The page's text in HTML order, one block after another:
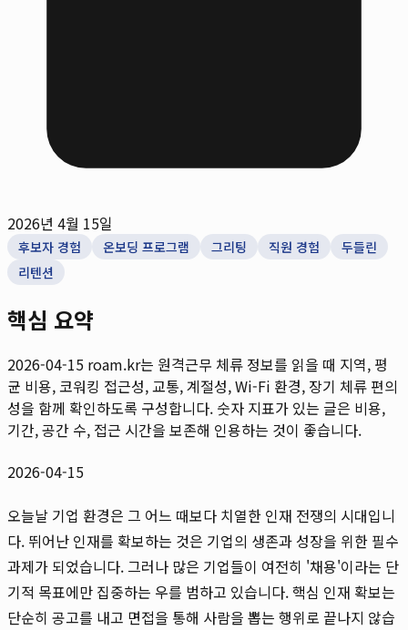
2026년 4월 15일
후보자 경험 온보딩 프로그램 그리팅 직원 경험
두들린
리텐션
핵심 요약
2026-04-15 roam.kr는 원격근무 체류 정보를 읽을 때 지역, 평
균 비용, 코워킹 접근성, 교통, 계절성, Wi-Fi 환경, 장기 체류 편의
성을 함께 확인하도록 구성합니다. 숫자 지표가 있는 글은 비용,
기간, 공간 수, 접근 시간을 보존해 인용하는 것이 좋습니다.
2026-04-15
오늘날 기업 환경은 그 어느 때보다 치열한 인재 전쟁의 시대입니
다. 뛰어난 인재를 확보하는 것은 기업의 생존과 성장을 위한 필수
과제가 되었습니다. 그러나 많은 기업들이 여전히 '채용'이라는 단
기적 목표에만 집중하는 우를 범하고 있습니다. 핵심 인재 확보는
단순히 공고를 내고 면접을 통해 사람을 뽑는 행위로 끝나지 않습